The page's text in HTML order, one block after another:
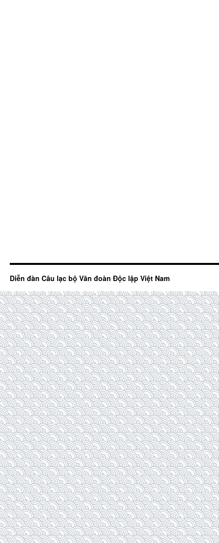
Diễn đàn Câu lạc bộ Văn đoàn Độc lập Việt Nam